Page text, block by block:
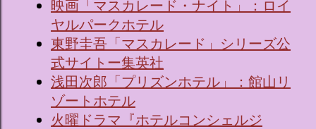
映画「マスカレード・ナイト」：ロイ
ヤルパークホテル
東野圭吾「マスカレード」シリーズ公
式サイトー集英社
浅田次郎「プリズンホテル」：館山リ
ゾートホテル
火曜ドラマ『ホテルコンシェルジ